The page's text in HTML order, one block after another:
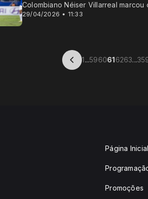
29/04/2026 • 11:33
Colombiano Néiser Villarreal
1...5960616263...
Página Inicial
Promoções